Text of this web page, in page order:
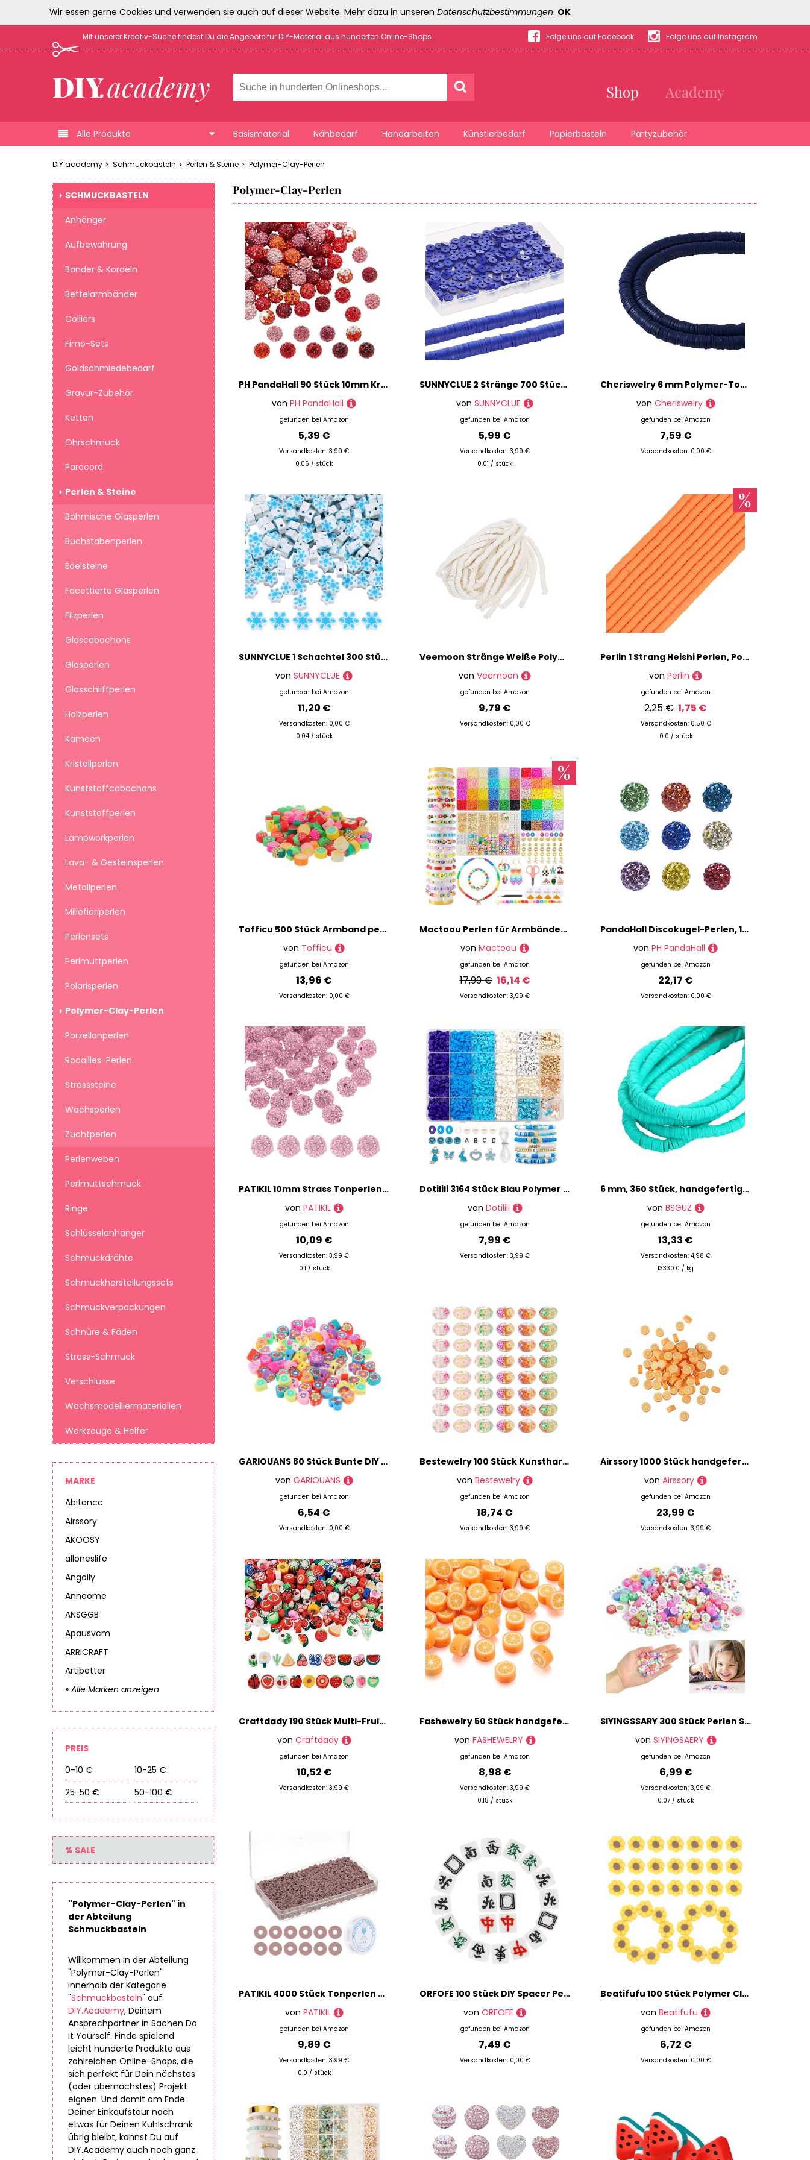
Wir essen gerne Cookies und verwenden sie auch auf dieser Website. Mehr dazu in unseren Datenschutzbestimmungen. OK
Mit unserer Kreativ-Suche findest Du die Angebote für DIY-Material aus hunderten Online-Shops. Folge uns auf Facebook Folge uns auf Instagram
Shop Academy
Alle Produkte Basismaterial Nähbedarf Handarbeiten Künstlerbedarf Papierbasteln Partyzubehör
DIY.academy Schmuckbasteln Perlen & Steine Polymer-Clay-Perlen
SCHMUCKBASTELN
Anhänger
Aufbewahrung
Bänder & Kordeln
Bettelarmbänder
Colliers
Fimo-Sets
Goldschmiedebedarf
Gravur-Zubehör
Ketten
Ohrschmuck
Paracord
Perlen & Steine
Böhmische Glasperlen
Buchstabenperlen
Edelsteine
Facettierte Glasperlen
Filzperlen
Glascabochons
Glasperlen
Glasschliffperlen
Holzperlen
Kameen
Kristallperlen
Kunststoffcabochons
Kunststoffperlen
Lampworkperlen
Lava- & Gesteinsperlen
Metallperlen
Millefioriperlen
Perlensets
Perlmuttperlen
Polarisperlen
Polymer-Clay-Perlen
Porzellanperlen
Rocailles-Perlen
Strasssteine
Wachsperlen
Zuchtperlen
Perlenweben
Perlmuttschmuck
Ringe
Schlüsselanhänger
Schmuckdrähte
Schmuckherstellungssets
Schmuckverpackungen
Schnüre & Fäden
Strass-Schmuck
Verschlüsse
Wachsmodelliermaterialien
Werkzeuge & Helfer
MARKE
Abitoncc
Airssory
AKOOSY
alloneslife
Angoily
Anneome
ANSGGB
Apausvcm
ARRICRAFT
Artibetter
» Alle Marken anzeigen
PREIS
0-10 €
10-25 €
25-50 €
50-100 €
% SALE
"Polymer-Clay-Perlen" in
der Abteilung
Schmuckbasteln
Willkommen in der Abteilung
"Polymer-Clay-Perlen"
innerhalb der Kategorie
"Schmuckbasteln" auf
DIY.Academy, Deinem
Ansprechpartner in Sachen Do
It Yourself. Finde spielend
leicht hunderte Produkte aus
zahlreichen Online-Shops, die
sich perfekt für Dein nächstes
(oder übernächstes) Projekt
eignen. Und damit am Ende
Deiner Einkaufstour noch
etwas für Deinen Kühlschrank
übrig bleibt, kannst Du auf
DIY.Academy auch noch ganz
Polymer-Clay-Perlen
PH PandaHall 90 Stück 10mm Kristallperlen 9 Farben Rote Strasssteine Perlen Diamantperlen Pflastersteine Discokugel Perlen Polymer Ton Perlen Für Stifte Armbänder Halsketten Schmuckherstellung
von PH PandaHall
gefunden bei Amazon
5,39 €
Versandkosten: 3,99 €
0.06 / stück
SUNNYCLUE 2 Stränge 700 Stück + Blaue Tonperlen Heishi Perlen 6 mm Polymer Ton Perlen Große Sommer Ozean Heishi Perlen Scheibenperlen Lose Distanzperlen Für Die Schmuckherstellung DIY Armbänder Halsk
von SUNNYCLUE
gefunden bei Amazon
5,99 €
Versandkosten: 3,99 €
0.01 / stück
Cheriswelry 6 mm Polymer-Ton-Perlen, 380 ~ 400 Stück, flach, rund, Heishi-Perlen, Abstandhalter für Schmuckherstellung, Mitternachtsblau
von Cheriswelry
gefunden bei Amazon
7,59 €
Versandkosten: 0,00 €
SUNNYCLUE 1 Schachtel 300 Stück 10mm Perlen Weihnachten Polymer Tonperlen Süße Blau Weiße Flache Lose Weihnachts Abstandsperlen Großpackung Zur Schmuckherstellung DIY Armband Halskette
von SUNNYCLUE
gefunden bei Amazon
11,20 €
Versandkosten: 0,00 €
0.04 / stück
Veemoon Stränge Weiße Polymer Clay Perlen Flache Scheibenperlen DIY Schmuckherstellung Armband Basteln Lose Perlen für Handgemachte Armbänder und Halsketten
von Veemoon
gefunden bei Amazon
9,79 €
Versandkosten: 0,00 €
Perlin 1 Strang Heishi Perlen, Polymer Clay Perlen, aus Vinyl, Heishi Scheiben 6mm, Heishi 6mm, 400 Stk. Heishi Strang (Orange)
von Perlin
gefunden bei Amazon
2,25 € 1,75 €
Versandkosten: 6,50 €
0.0 / stück
Tofficu 500 Stück Armband perlen Armband aus DIY -Obsttonperlen Abstandshalterperlen für Schmuckherstellung flache tonperlen für armbänder polymer clay beads polymerperlen Polymer-Ton
von Tofficu
gefunden bei Amazon
13,96 €
Versandkosten: 0,00 €
Mactoou Perlen für Armbänder, 12000+ Stück Selber Machen Perlen Set, 6mm Polymer Clay Perlen, 3mm Glasperlen mit perlen buchstaben und Anhänger für Schmuckherstellung Halsketten Making Kit
von Mactoou
gefunden bei Amazon
17,99 € 16,14 €
Versandkosten: 3,99 €
PandaHall Discokugel-Perlen, 10 mm, bunte Kristallperlen, Shamballa-Perlen, Polymer-Ton, Strasssteine für Armbänder, Halsketten, Schmuckherstellung, zufällige Farbauswahl, 100 Stück
von PH PandaHall
gefunden bei Amazon
22,17 €
Versandkosten: 0,00 €
PATIKIL 10mm Strass Tonperlen für die Schmuckherstellung, 120er Pack runde Kugel Polymer Clay Kristall Charm Perlen für Basteldekoration Halskette Armbänder, Pink
von PATIKIL
gefunden bei Amazon
10,09 €
Versandkosten: 3,99 €
0.1 / stück
Dotilili 3164 Stück Blau Polymer Clay Perlen Set, 6mm Heishi Perlen Zum Auffädeln Armbänder Selber Machen Set mit Buchstaben Anhänger Perlenset für Armbänder Halskette Ohrringe Schmuck (Blau)
von Dotilili
gefunden bei Amazon
7,99 €
Versandkosten: 3,99 €
6 mm, 350 Stück, handgefertigt, flach, rund, Polymer-Ton-Perlen, Chip-Scheibe, lose Abstandsperlen für DIY-Schmuckherstellung, Armband, gemischte Farbe, Pfauengrün, 6 mm
von BSGUZ
gefunden bei Amazon
13,33 €
Versandkosten: 4,98 €
13330.0 / kg
GARIOUANS 80 Stück Bunte DIY Polymer Clay Perlen für Armbänder Ohrringe Halsketten Schmuckherstellung Bastelperlen Zubehör für Kreative Handarbeiten
von GARIOUANS
gefunden bei Amazon
6,54 €
Versandkosten: 0,00 €
Bestewelry 100 Stück Kunstharz-Polymer-Ton-Perlen, europäische Rondelle-Perlen mit großem Loch mit Blumenmuster für DIY-Armbänder, Halsketten, Ohrringe, Schmuckherstellung
von Bestewelry
gefunden bei Amazon
18,74 €
Versandkosten: 3,99 €
Airssory 1000 Stück handgefertigte Polymer-Ton-Perlen, Orangenscheibe, für Damen und Mädchen, Schmuckherstellung, DIY-Armband, Halskette, Ohrring-Zubehör, 10 x 4,5 mm
von Airssory
gefunden bei Amazon
23,99 €
Versandkosten: 3,99 €
Craftdady 190 Stück Multi-Fruit Blume Handgemachte Polymer Clay Perlen Gänseblümchen Rote Erdbeere Kleine Flache Perlen für Schmuckherstellung Armband Halskette Ohrringe Loch:1,5 mm
von Craftdady
gefunden bei Amazon
10,52 €
Versandkosten: 3,99 €
Fashewelry 50 Stück handgefertigte Polymer-Ton-Perlen, Orange, schöne Früchte, lose Abstandshalter, 9,5 ~ 10 mm, für DIY-Schmuckherstellung, Loch: 1,8 mm
von FASHEWELRY
gefunden bei Amazon
8,98 €
Versandkosten: 3,99 €
0.18 / stück
SIYINGSSARY 300 Stück Perlen Set Scheiben Lose Bunt Perlen Flache Runde Tonperlen mit Herz Blume Sternmuster Polymer Clay Perlen DIY Bead Set Perlenset Armbänder für Schmuckherstellung Armband
von SIYINGSAERY
gefunden bei Amazon
6,99 €
Versandkosten: 3,99 €
0.07 / stück
PATIKIL 4000 Stück Tonperlen Armband Bastelset, 6mm Flache Runde Polymer Clay Spacer Perlen Preppy Heishi Perlen Scheibe Freundschaftsschmuckherstellung, Braun
von PATIKIL
gefunden bei Amazon
9,89 €
Versandkosten: 3,99 €
0.0 / stück
ORFOFE 100 Stück DIY Spacer Perlen aus Polymer Clay für Schmuckherstellung Leichte Mahjong-perlen zum Auffädeln von Armbändern und Halsketten Langlebig und Vielseitig für Bastelfans
von ORFOFE
gefunden bei Amazon
7,49 €
Versandkosten: 0,00 €
Beatifufu 100 Stück Polymer Clay Perlen zum Auffädeln Weiche Bastelperlen für DIY Schmuck Runde Bunte Tonperlen mit Geeignet für Armbänder und Bastelarbeiten Komfortabel und Langlebig
von Beatifufu
gefunden bei Amazon
6,72 €
Versandkosten: 0,00 €